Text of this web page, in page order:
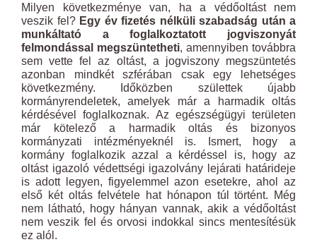
Milyen következménye van, ha a védőoltást nem
veszik fel? Egy év fizetés nélküli szabadság után a
munkáltató a foglalkoztatott jogviszonyát
felmondással megszüntetheti, amennyiben továbbra
sem vette fel az oltást, a jogviszony megszüntetés
azonban mindkét szférában csak egy lehetséges
következmény. Időközben születtek újabb
kormányrendeletek, amelyek már a harmadik oltás
kérdésével foglalkoznak. Az egészségügyi területen
már kötelező a harmadik oltás és bizonyos
kormányzati intézményeknél is. Ismert, hogy a
kormány foglalkozik azzal a kérdéssel is, hogy az
oltást igazoló védettségi igazolvány lejárati határideje
is adott legyen, figyelemmel azon esetekre, ahol az
első két oltás felvétele hat hónapon túl történt. Még
nem látható, hogy hányan vannak, akik a védőoltást
nem veszik fel és orvosi indokkal sincs mentesítésük
ez alól.